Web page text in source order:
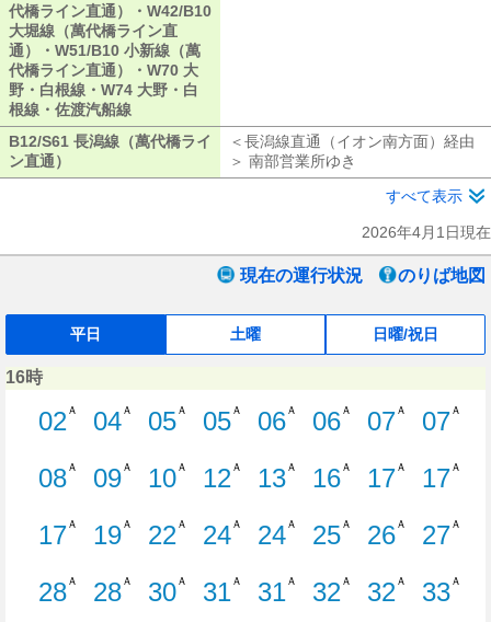
代橋ライン直通）・W42/B10
大堀線（萬代橋ライン直
通）・W51/B10 小新線（萬
代橋ライン直通）・W70 大
野・白根線・W74 大野・白
根線・佐渡汽船線
B12/S61 長潟線（萬代橋ライ
ン直通）
B12/S61 長潟線（萬代橋ライン直通）
＜長潟線直通（イオン南方面）経由
＞ 南部営業所ゆき
すべて表示
2026年4月1日現在
現在の運行状況 のりば地図
平日 土曜 日曜/祝日
16時
02Ａ
04Ａ
05Ａ
05Ａ
06Ａ
06Ａ
07Ａ 07Ａ
08Ａ
09Ａ
10Ａ
12Ａ
13Ａ
16Ａ
17Ａ 17Ａ
17Ａ
19Ａ
22Ａ
24Ａ
24Ａ
25Ａ
26Ａ 27Ａ
28Ａ
28Ａ
30Ａ
31Ａ
31Ａ
32Ａ
32Ａ 33Ａ